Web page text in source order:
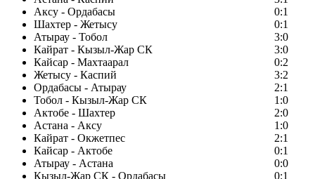
Аксу - Ордабасы
0:1
Шахтер - Жетысу
0:1
Атырау - Тобол
3:0
Кайрат - Кызыл-Жар СК
3:0
Кайсар - Махтаарал
0:2
Жетысу - Каспий
3:2
Ордабасы - Атырау
2:1
Тобол - Кызыл-Жар СК
1:0
Актобе - Шахтер
2:0
Астана - Аксу
1:0
Кайрат - Окжетпес
2:1
Кайсар - Актобе
0:1
Атырау - Астана
0:0
Кызыл-Жар СК - Ордабасы
0:1